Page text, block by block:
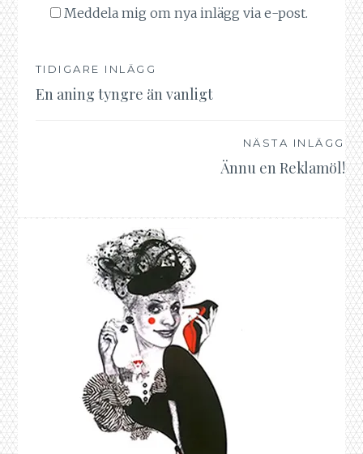
Meddela mig om nya inlägg via e-post.
Inläggsnavigering
TIDIGARE INLÄGG
En aning tyngre än vanligt
NÄSTA INLÄGG
Ännu en Reklamöl!